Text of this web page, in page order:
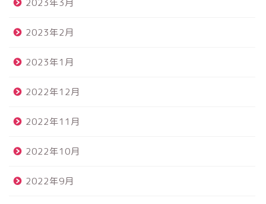
2023年3月
2023年2月
2023年1月
2022年12月
2022年11月
2022年10月
2022年9月